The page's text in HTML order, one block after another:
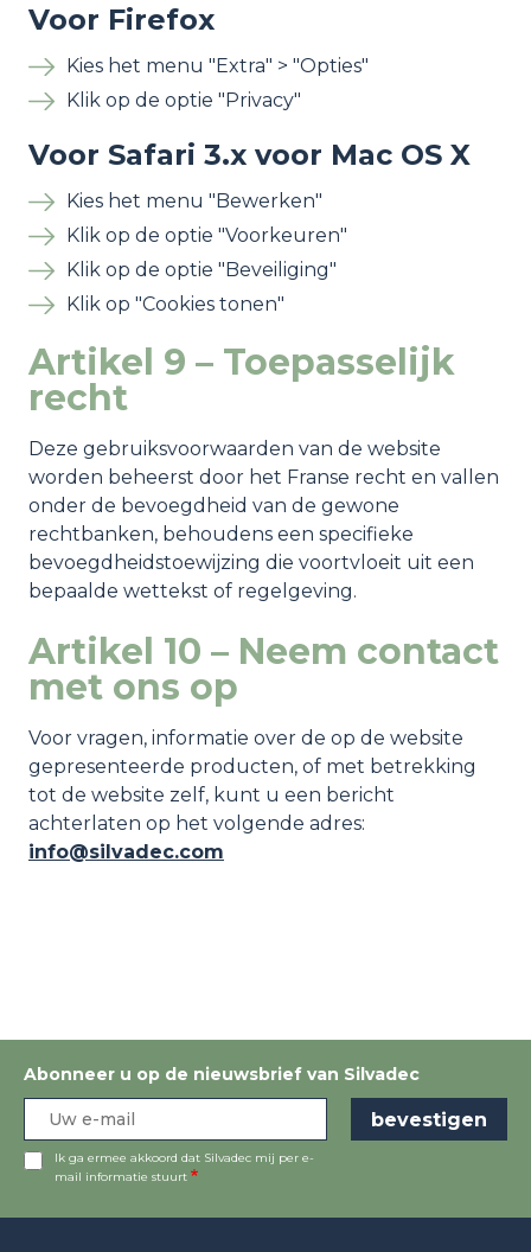
Voor Firefox
Kies het menu "Extra" > "Opties"
Klik op de optie "Privacy"
Voor Safari 3.x voor Mac OS X
Kies het menu "Bewerken"
Klik op de optie "Voorkeuren"
Klik op de optie "Beveiliging"
Klik op "Cookies tonen"
Artikel 9 – Toepasselijk
recht
Deze gebruiksvoorwaarden van de website
worden beheerst door het Franse recht en vallen
onder de bevoegdheid van de gewone
rechtbanken, behoudens een specifieke
bevoegdheidstoewijzing die voortvloeit uit een
bepaalde wettekst of regelgeving.
Artikel 10 – Neem contact
met ons op
Voor vragen, informatie over de op de website
gepresenteerde producten, of met betrekking
tot de website zelf, kunt u een bericht
achterlaten op het volgende adres:
info@silvadec.com
Abonneer u op de nieuwsbrief van Silvadec
Ik ga ermee akkoord dat Silvadec mij per e-
mail informatie stuurt